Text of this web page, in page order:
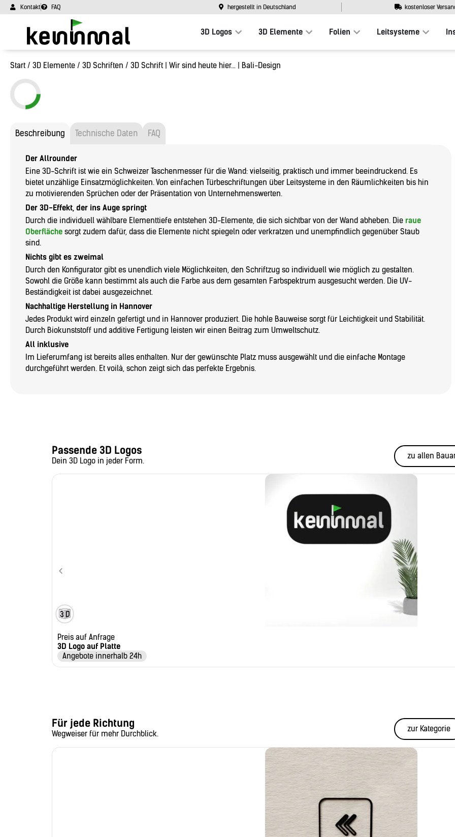
Kontakt FAQ hergestellt in Deutschland kostenloser
3D Logos 3D Elemente Folien Leitsysteme
Start / 3D Elemente / 3D Schriften / 3D Schrift | Wir sind heute hier… | Bali-Design
Beschreibung Technische Daten FAQ
Der Allrounder
Eine 3D-Schrift ist wie ein Schweizer Taschenmesser für die Wand: vielseitig, praktisch und immer beeindruckend. Es
bietet unzählige Einsatzmöglichkeiten. Von einfachen Türbeschriftungen über Leitsysteme in den Räumlichkeiten bis hin
zu motivierenden Sprüchen oder der Präsentation von Unternehmenswerten.
Der 3D-Effekt, der ins Auge springt
Durch die individuell wählbare Elementtiefe entstehen 3D-Elemente, die sich sichtbar von der Wand abheben. Die raue
Oberfläche sorgt zudem dafür, dass die Elemente nicht spiegeln oder verkratzen und unempfindlich gegenüber Staub
sind.
Nichts gibt es zweimal
Durch den Konfigurator gibt es unendlich viele Möglichkeiten, den Schriftzug so individuell wie möglich zu gestalten.
Sowohl die Größe kann bestimmt als auch die Farbe aus dem gesamten Farbspektrum ausgesucht werden. Die UV-
Beständigkeit ist dabei ausgezeichnet.
Nachhaltige Herstellung in Hannover
Jedes Produkt wird einzeln gefertigt und in Hannover produziert. Die hohle Bauweise sorgt für Leichtigkeit und Stabilität.
Durch Biokunststoff und additive Fertigung leisten wir einen Beitrag zum Umweltschutz.
All inklusive
Im Lieferumfang ist bereits alles enthalten. Nur der gewünschte Platz muss ausgewählt und die einfache Montage
durchgeführt werden. Et voilà, schon zeigt sich das perfekte Ergebnis.
Passende 3D Logos
Dein 3D Logo in jeder Form.
zu allen
Preis auf Anfrage
3D Logo auf Platte
Angebote innerhalb 24h
Für jede Richtung
Wegweiser für mehr Durchblick.
zur Kategorie